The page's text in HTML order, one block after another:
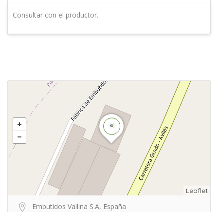
Consultar con el productor.
Leaflet
Embutidos Vallina S.A, España